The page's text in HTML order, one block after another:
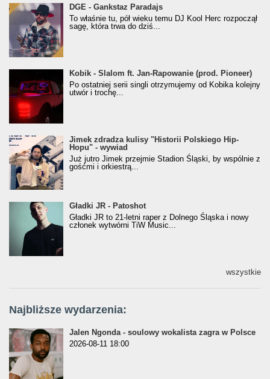
donGURALesko z nagrodą za
Klasyczny/Trueschoolowy Album Roku
(Popkillery 2023)
DGE - Gankstaz Paradajs
To właśnie tu, pół wieku temu DJ Kool Herc rozpoczął
sagę, która trwa do dziś...
Kobik - Slalom ft. Jan-Rapowanie (prod. Pioneer)
[Official Music Visualiser]
Kobik - Slalom ft. Jan-Rapowanie (prod. Pioneer)
Po ostatniej serii singli otrzymujemy od Kobika kolejny
utwór i trochę...
Jimek zdradza kulisy "Historii Polskiego Hip-
Hopu" - wywiad
Jimek zdradza kulisy "Historii Polskiego Hip-
Hopu" - wywiad
Już jutro Jimek przejmie Stadion Śląski, by wspólnie z
gośćmi i orkiestrą...
Gładki JR - Patoshot
Gładki JR - Patoshot
Gładki JR to 21-letni raper z Dolnego Śląska i nowy
członek wytwórni TiW Music...
wszystkie
Najbliższe wydarzenia:
Jalen Ngonda - soulowy wokalista zagra w Polsce
2026-08-11 18:00